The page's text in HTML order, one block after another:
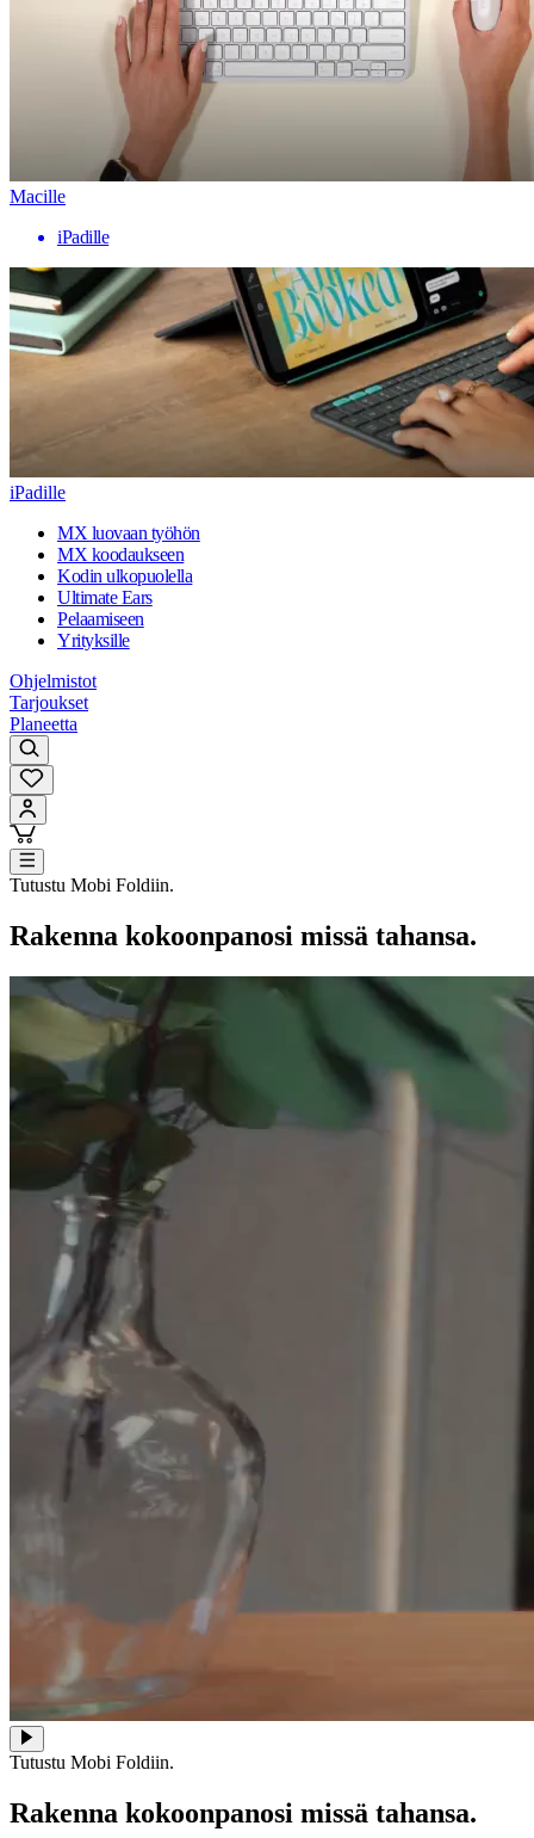
Macille
iPadille
iPadille
MX luovaan työhön
MX koodaukseen
Kodin ulkopuolella
Ultimate Ears
Pelaamiseen
Yrityksille
Ohjelmistot
Tarjoukset
Planeetta
Tutustu Mobi Foldiin.
Rakenna kokoonpanosi missä tahansa.
Tutustu Mobi Foldiin.
Rakenna kokoonpanosi missä tahansa.